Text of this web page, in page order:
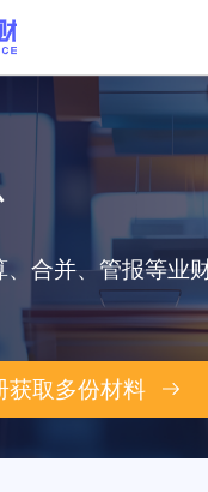
、合并、管报等业
获取多份材料